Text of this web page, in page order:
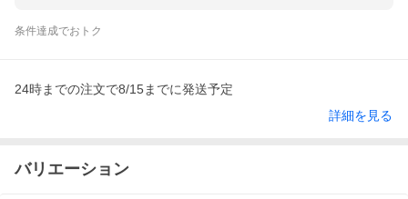
条件達成でおトク
24時までの注文で8/15までに発送予定
詳細を見る
バリエーション